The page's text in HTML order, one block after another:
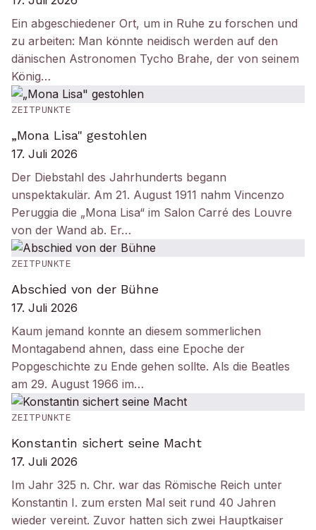
Ein abgeschiedener Ort, um in Ruhe zu forschen und
zu arbeiten: Man könnte neidisch werden auf den
dänischen Astronomen Tycho Brahe, der von seinem
König…
ZEITPUNKTE
„Mona Lisa" gestohlen
17. Juli 2026
Der Diebstahl des Jahrhunderts begann
unspektakulär. Am 21. August 1911 nahm Vincenzo
Peruggia die „Mona Lisa“ im Salon Carré des Louvre
von der Wand ab. Er…
ZEITPUNKTE
Abschied von der Bühne
17. Juli 2026
Kaum jemand konnte an diesem sommerlichen
Montagabend ahnen, dass eine Epoche der
Popgeschichte zu Ende gehen sollte. Als die Beatles
am 29. August 1966 im…
ZEITPUNKTE
Konstantin sichert seine Macht
17. Juli 2026
Im Jahr 325 n. Chr. war das Römische Reich unter
Konstantin I. zum ersten Mal seit rund 40 Jahren
wieder vereint. Zuvor hatten sich zwei Hauptkaiser